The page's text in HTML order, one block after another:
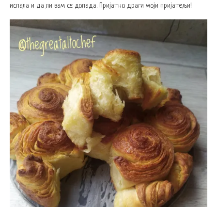
испала и да ли вам се допада. Пријатно драги моји пријатељи!